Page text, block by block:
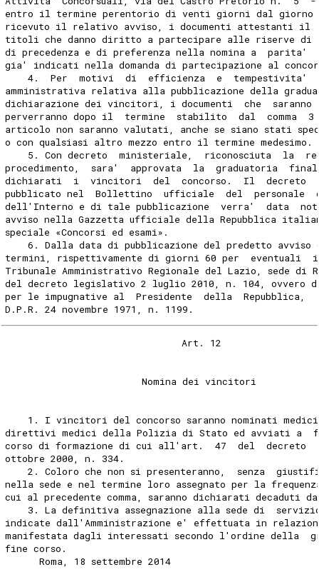
entro il termine perentorio di venti giorni dal giorno
ricevuto il relativo avviso, i documenti attestanti il
titoli che danno diritto a partecipare alle riserve di
di precedenza e di preferenza nella nomina a  parita'
gia' indicati nella domanda di partecipazione al
4.  Per  motivi  di  efficienza  e  tempestivita'
amministrativa relativa alla pubblicazione della
dichiarazione dei vincitori, i documenti  che
perverranno dopo il  termine  stabilito  dal  comma  3
articolo non saranno valutati, anche se siano stati
o con qualsiasi altro mezzo entro il termine medesimo.
5. Con decreto  ministeriale,  riconosciuta  la
procedimento,  sara'  approvata  la  graduatoria
dichiarati  i  vincitori  del  concorso.  Il  decreto
pubblicato nel  Bollettino  ufficiale  del  personale
dell'Interno e di tale pubblicazione  verra'  data
avviso nella Gazzetta ufficiale della Repubblica
speciale «Concorsi ed esami».
6. Dalla data di pubblicazione del predetto avviso
termini, rispettivamente di giorni 60 per  eventuali
Tribunale Amministrativo Regionale del Lazio, sede di
del decreto legislativo 2 luglio 2010, n. 104, ovvero
per le impugnative al  Presidente  della  Repubblica,
D.P.R. 24 novembre 1971, n. 1199.
                               Art. 12
                        Nomina dei vincitori
1. I vincitori del concorso saranno nominati
direttivi medici della Polizia di Stato ed avviati a
corso di formazione di cui all'art.  47  del  decreto
ottobre 2000, n. 334.
2. Coloro che non si presenteranno,  senza
nella sede e nel termine loro assegnato per la
cui al precedente comma, saranno dichiarati decaduti
3. La definitiva assegnazione alla sede di
indicate dall'Amministrazione e' effettuata in
manifestata dagli interessati secondo l'ordine della
fine corso.
      Roma, 18 settembre 2014